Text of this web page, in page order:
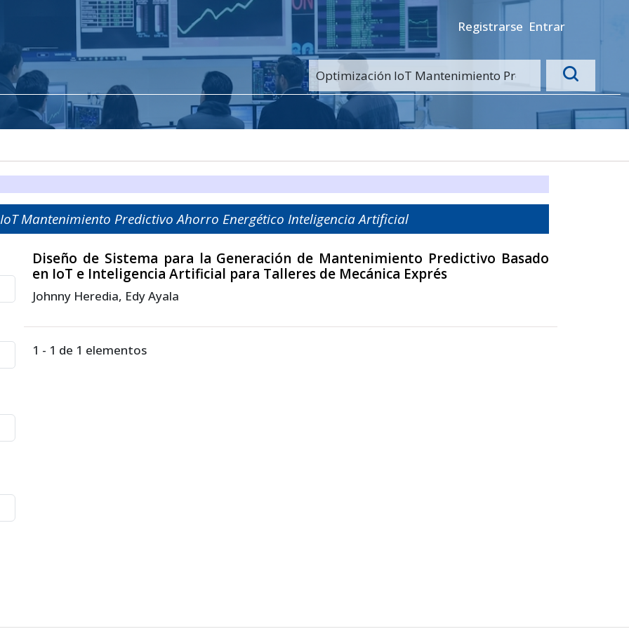
Registrarse Entrar
Mantenimiento Predictivo Ahorro Energético Inteligencia Artificial
Diseño de Sistema para la Generación de Mantenimiento Predictivo Basado
en IoT e Inteligencia Artificial para Talleres de Mecánica Exprés
Johnny Heredia, Edy Ayala
1 - 1 de 1 elementos